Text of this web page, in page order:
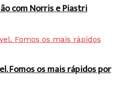
com Norris e Piastri
Fomos os mais rápidos por